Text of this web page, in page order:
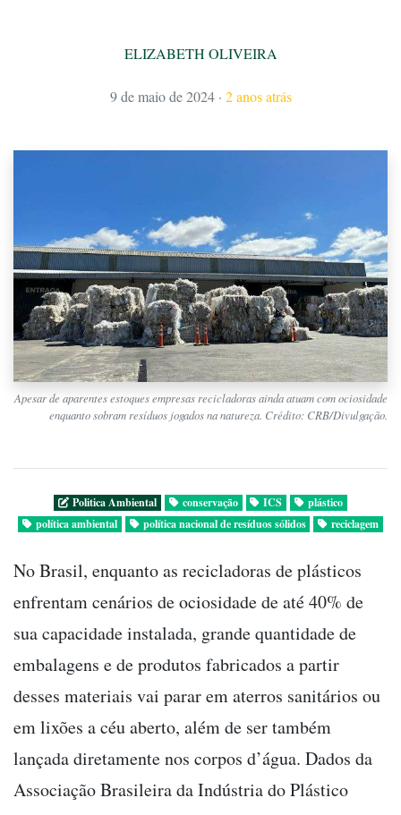
ELIZABETH OLIVEIRA
9 de maio de 2024 · 2 anos atrás
Apesar de aparentes estoques empresas recicladoras ainda atuam com ociosidade
enquanto sobram resíduos jogados na natureza. Crédito: CRB/Divulgação.
Politica Ambiental conservação ICS
plástico
política ambiental
política nacional de resíduos sólidos reciclagem
No Brasil, enquanto as recicladoras de plásticos
enfrentam cenários de ociosidade de até 40% de
sua capacidade instalada, grande quantidade de
embalagens e de produtos fabricados a partir
desses materiais vai parar em aterros sanitários ou
em lixões a céu aberto, além de ser também
lançada diretamente nos corpos d’água. Dados da
Associação Brasileira da Indústria do Plástico